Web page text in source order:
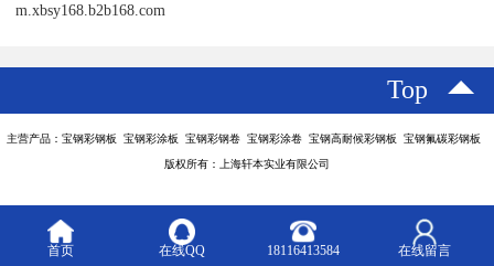
m.xbsy168.b2b168.com
Top
主营产品：宝钢彩钢板 宝钢彩涂板 宝钢彩钢卷 宝钢彩涂卷 宝钢高耐候彩钢板 宝钢氟碳彩钢板
版权所有：上海轩本实业有限公司
首页 在线QQ 18116413584 在线留言